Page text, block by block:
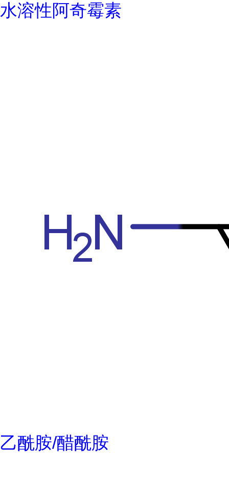
水溶性阿奇霉素
乙酰胺/醋酰胺